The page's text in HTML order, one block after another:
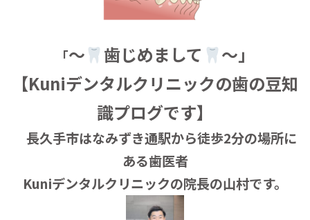
「～ 歯じめまして
～」
【Kuniデンタルクリニックの歯の豆知
識プログです】
長久手市はなみずき通駅から徒歩2分の場所に
ある歯医者
Kuniデンタルクリニックの院長の山村です。